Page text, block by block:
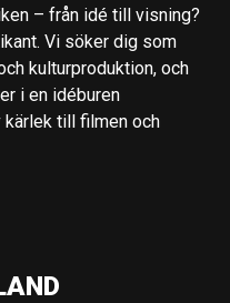
– från idé till visning?
Vi söker dig som
kulturproduktion, och
i en idéburen
till filmen och